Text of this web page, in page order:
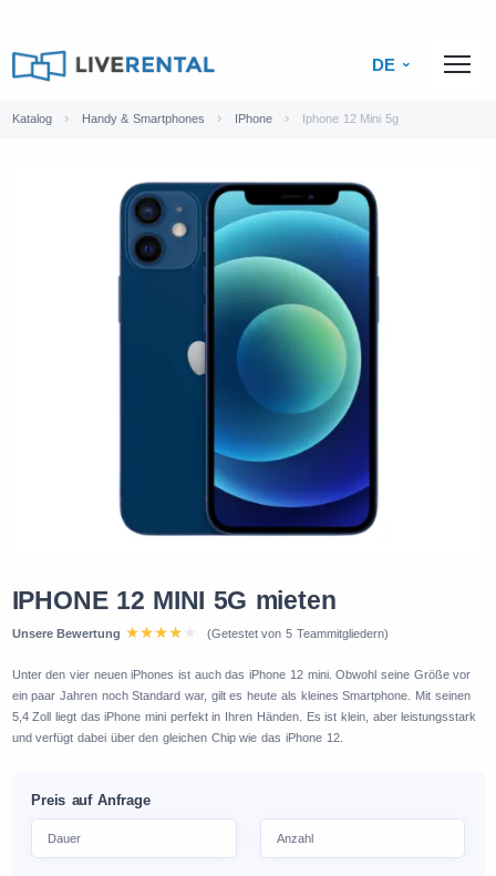
DE
Katalog Handy & Smartphones IPhone Iphone 12 Mini 5g
IPHONE 12 MINI 5G mieten
Unsere Bewertung (Getestet von 5 Teammitgliedern)
Unter den vier neuen iPhones ist auch das iPhone 12 mini. Obwohl seine Größe vor
ein paar Jahren noch Standard war, gilt es heute als kleines Smartphone. Mit seinen
5,4 Zoll liegt das iPhone mini perfekt in Ihren Händen. Es ist klein, aber leistungsstark
und verfügt dabei über den gleichen Chip wie das iPhone 12.
Preis auf Anfrage